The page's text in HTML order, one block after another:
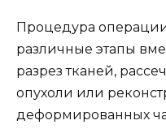
Процедура
различные этапы
разрез тканей,
опухоли или
деформированных